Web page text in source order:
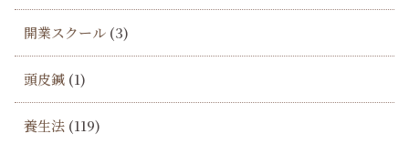
開業スクール (3)
頭皮鍼 (1)
養生法 (119)